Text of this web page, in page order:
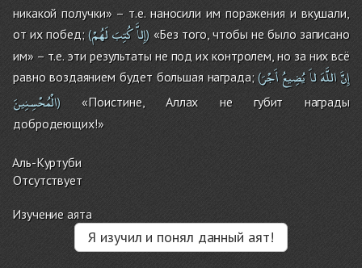
никакой получки» – т.е. наносили им поражения и вкушали,
от их побед;( إِلاَّكُتِبَلَهُمْ ) «Без того, чтобы не было записано
им» – т.е. эти результаты не под их контролем, но за них всё
равно воздаянием будет большая награда;( إِنَّاللَّهَلاَيُضِيعُأَجْرَ
الْمُحْسِنِينَ) «Поистине, Аллах не губит награды
добродеющих!»
Аль-Куртуби
Отсутствует
Изучение аята
Я изучил и понял данный аят!